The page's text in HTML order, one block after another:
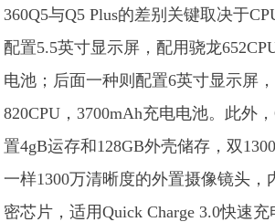
360Q5与Q5 Plus的差别关键取决于
配置5.5英寸显示屏，配用骁龙
电池；后面一种则配置6英寸显示屏
820CPU，3700mAh充电电池。此外
置4gB运存和128GB外壳储存，双
一样1300万清晰度的外置摄像镜头，
密芯片，适用Quick Charge 3.0快速